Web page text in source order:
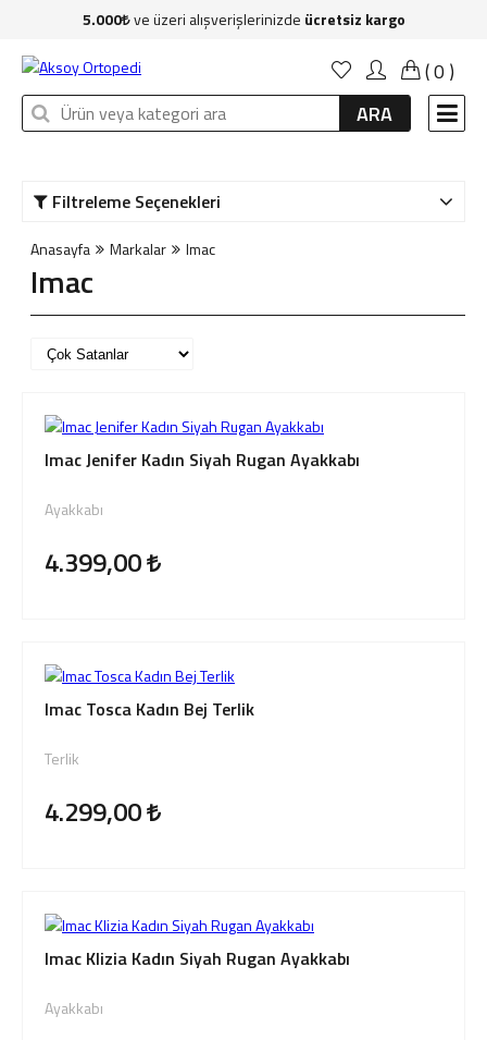
Kadın
Erkek
Çanta
Aksesuar
Markalar
Yeni Üyelik
Giriş Yap
Sipariş Takibi
5.000 ve üzeri alışverişlerinizde ücretsiz kargo
(0 )
ARA
Filtreleme Seçenekleri
Anasayfa Markalar Imac
Imac
Imac Jenifer Kadın Siyah Rugan Ayakkabı
Ayakkabı
4.399,00
Imac Tosca Kadın Bej Terlik
Terlik
4.299,00
Imac Klizia Kadın Siyah Rugan Ayakkabı
Ayakkabı